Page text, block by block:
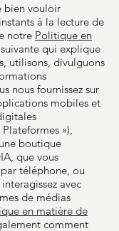
bien vouloir
à la lecture de
notre Politique en
suivante qui explique
utilisons, divulguons
nous fournissez sur
mobiles et
»),
boutique
que vous
téléphone, ou
avec
de médias
en matière de
comment